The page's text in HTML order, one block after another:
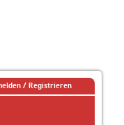
/ Registrieren